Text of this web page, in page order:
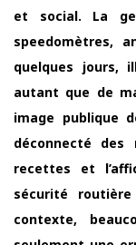
et social. La
speedomètres,
quelques jours,
autant que de
image publique
déconnecté
recettes et
sécurité
contexte,